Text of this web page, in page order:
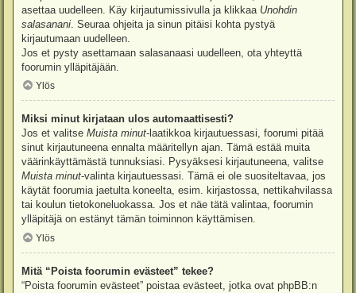
asettaa uudelleen. Käy kirjautumissivulla ja klikkaa Unohdin
salasanani . Seuraa ohjeita ja sinun pitäisi kohta pystyä
kirjautumaan uudelleen.
Jos et pysty asettamaan salasanaasi uudelleen, ota yhteyttä
foorumin ylläpitäjään.
Ylös
Miksi minut kirjataan ulos automaattisesti?
Jos et valitse Muista minut-laatikkoa kirjautuessasi, foorumi pitää
sinut kirjautuneena ennalta määritellyn ajan. Tämä estää muita
väärinkäyttämästä tunnuksiasi. Pysyäksesi kirjautuneena, valitse
Muista minut-valinta kirjautuessasi. Tämä ei ole suositeltavaa, jos
käytät foorumia jaetulta koneelta, esim. kirjastossa, nettikahvilassa
tai koulun tietokoneluokassa. Jos et näe tätä valintaa, foorumin
ylläpitäjä on estänyt tämän toiminnon käyttämisen.
Ylös
Mitä “Poista foorumin evästeet” tekee?
“Poista foorumin evästeet” poistaa evästeet, jotka ovat phpBB:n